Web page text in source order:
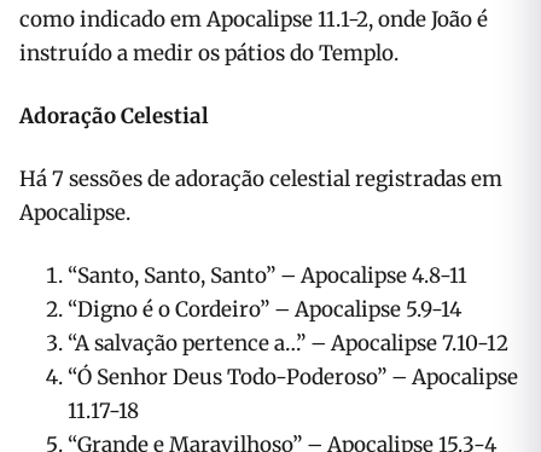
como indicado em Apocalipse 11.1-2, onde João é
instruído a medir os pátios do Templo.
Adoração Celestial
Há 7 sessões de adoração celestial registradas em
Apocalipse.
“Santo, Santo, Santo” – Apocalipse 4.8-11
“Digno é o Cordeiro” – Apocalipse 5.9-14
“A salvação pertence a…” – Apocalipse 7.10-12
“Ó Senhor Deus Todo-Poderoso” – Apocalipse
11.17-18
“Grande e Maravilhoso” – Apocalipse 15.3-4